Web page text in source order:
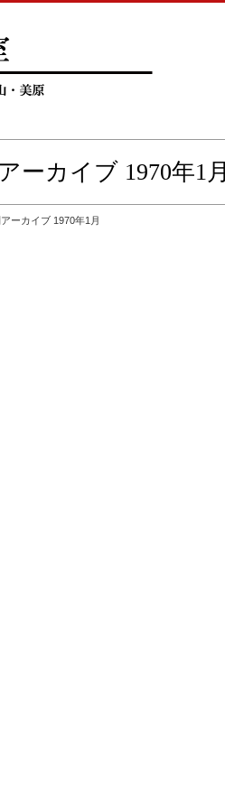
ーカイブ 1970年1月
アーカイブ 1970年1月